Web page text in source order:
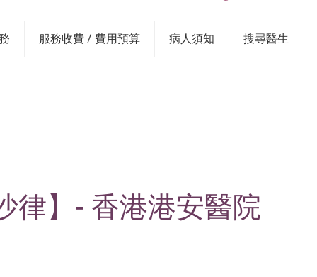
服務收費 / 費用預算 病人須知 搜尋醫生
律】- 香港港安醫院